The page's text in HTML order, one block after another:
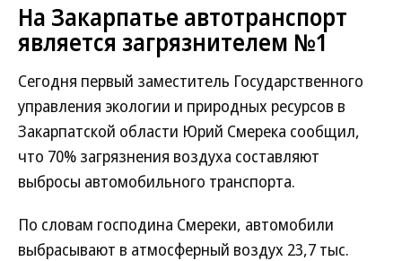
На Закарпатье автотранспорт
является загрязнителем №1
Сегодня первый заместитель Государственного
управления экологии и природных ресурсов в
Закарпатской области Юрий Смерека сообщил,
что 70% загрязнения воздуха составляют
выбросы автомобильного транспорта.
По словам господина Смереки, автомобили
выбрасывают в атмосферный воздух 23,7 тыс.